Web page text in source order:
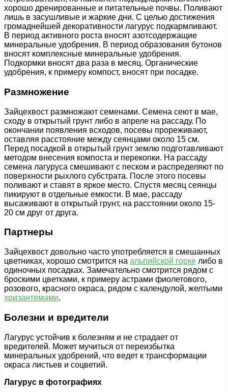
хорошо дренированные и питательные почвы. Поливают
лишь в засушливые и жаркие дни. С целью достижения
громаднейшей декоративности лагурус подкармливают.
В период активного роста вносят азотсодержащие
минеральные удобрения. В период образования бутонов
вносят комплексные минеральные удобрения.
Подкормки вносят два раза в месяц. Органические
удобрения, к примеру компост, вносят при посадке.
Размножение
Зайцехвост размножают семенами. Семена сеют в мае,
сходу в открытый грунт либо в апреле на рассаду. По
окончании появления всходов, посевы прореживают,
оставляя расстояние между сеянцами около 15 см.
Перед посадкой в открытый грунт землю подготавливают
методом внесения компоста и перекопки. На рассаду
семена лагуруса смешивают с песком и распределяют по
поверхности рыхлого субстрата. После этого посевы
поливают и ставят в яркое место. Спустя месяц сеянцы
пикируют в отдельные емкости. В мае, рассаду
высаживают в открытый грунт, на расстоянии около 15-
20 см друг от друга.
Партнеры
Зайцехвост довольно часто употребляется в смешанных
цветниках, хорошо смотрится на альпийской горке либо в
одиночных посадках. Замечательно смотрится рядом с
броскими цветками, к примеру астрами фиолетового,
розового, красного окраса, рядом с календулой, желтыми
хризантемами.
Болезни и вредители
Лагурус устойчив к болезням и не страдает от
вредителей. Может мучиться от переизбытка
минеральных удобрений, что ведет к трансформации
окраса листьев и соцветий.
Лагурус в фотографиях